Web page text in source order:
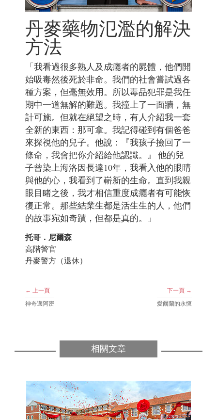
丹麥藥物氾濫的解決
方法
「我看過很多熟人及成癮者的屍體，他們開
始吸毒然後死於非命。我們的社會嘗試過各
種方案，但毫無效用。所以毒品犯罪是我任
期中一道無解的難題。我撞上了一面牆，無
計可施。但就在絕望之時，有人介紹我一套
全新的東西：那可拿。我記得碰到有個爸爸
來探視他的兒子。他說：『我孩子撿回了一
條命，我會把你介紹給他認識。』 他的兒
子曾染上海洛因長達10年，我看入他的眼睛
與他的心，我看到了嶄新的生命。直到我親
眼目睹之後，我才相信重度成癮者有可能恢
復正常。那些結業生都是活生生的人，他們
的故事宛如奇蹟，但都是真的。」
托哥．尼爾森
高階警官
丹麥警方（退休）
← 上一頁
神奇邁阿密
下一頁 →
愛爾蘭的永恆
相關文章